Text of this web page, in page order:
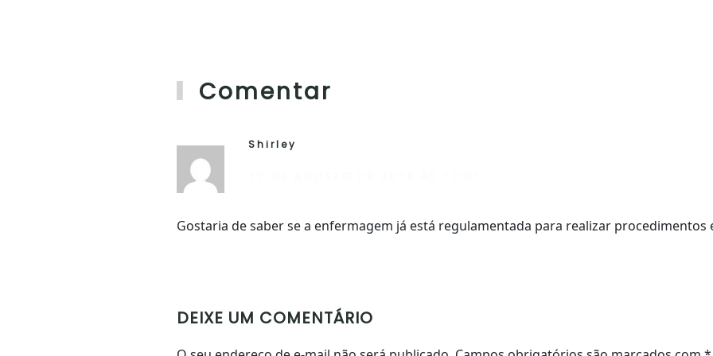
Comentar
Shirley
Gostaria de saber se a enfermagem já está regulamentada para realizar procedimentos
DEIXE UM COMENTÁRIO